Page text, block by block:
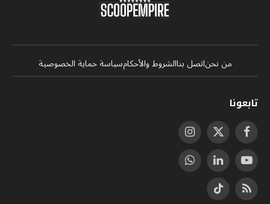
من نحناتصل بناالشروط والأحكامسياسة حماية الخصوصية
تابعونا
فيسبوكX
(Twitter)
الانستغرام
يوتيوب لينكدإنواتساب
RSS
تيكتوك